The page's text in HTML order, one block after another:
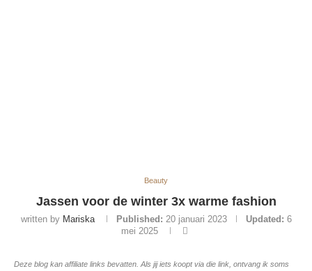
Beauty
Jassen voor de winter 3x warme fashion
written by Mariska Published: 20 januari 2023 Updated: 6
mei 2025
Deze blog kan affiliate links bevatten. Als jij iets koopt via die link, ontvang ik soms